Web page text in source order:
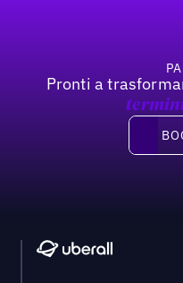
Pronti a
Book a